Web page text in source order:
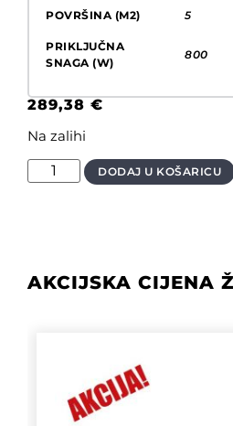
POVRŠINA (M2) 5
PRIKLJUČNA
SNAGA (W)
800
289,38 €
Na zalihi
DODAJ U KOŠARICU
AKCIJSKA CIJENA